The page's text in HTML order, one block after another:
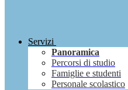
Servizi
Panoramica
Percorsi di studio
Famiglie e studenti
Personale scolastico